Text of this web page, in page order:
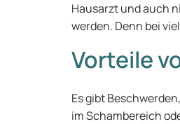
Hausarzt und auch
werden. Denn bei
Vorteile
Es gibt
im Schambereich